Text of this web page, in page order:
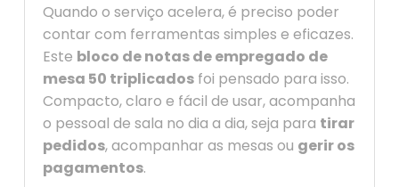
Quando o serviço acelera, é preciso poder
contar com ferramentas simples e eficazes.
Este bloco de notas de empregado de
mesa 50 triplicadosfoi pensado para isso.
Compacto, claro e fácil de usar, acompanha
o pessoal de sala no dia a dia, seja para tirar
pedidos, acompanhar as mesas ou gerir os
pagamentos.